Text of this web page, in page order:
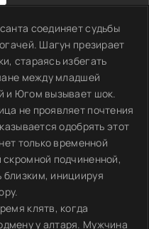
соединяет судьбы
Шагун презирает
стараясь избегать
между младшей
и Югом вызывает шок.
не проявляет почтения
одобрять этот
только временной
подчиненной,
инициируя
клятв, когда
у алтаря. Мужчина